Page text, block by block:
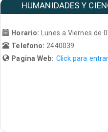
HUMANIDADES Y
Horario: Lunes a Viernes de
Telefono:2440039
Pagina Web: Click para